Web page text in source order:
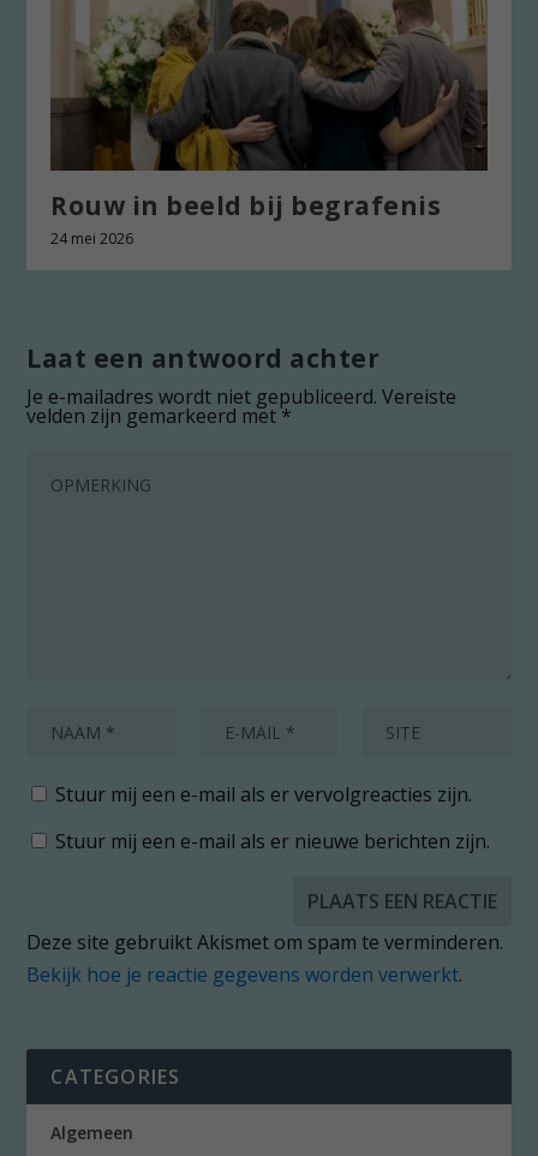
Rouw in beeld bij begrafenis
24 mei 2026
Laat een antwoord achter
Je e-mailadres wordt niet gepubliceerd. Vereiste
velden zijn gemarkeerd met*
Stuur mij een e-mail als er vervolgreacties zijn.
Stuur mij een e-mail als er nieuwe berichten zijn.
Deze site gebruikt Akismet om spam te verminderen.
Bekijk hoe je reactie gegevens worden verwerkt.
CATEGORIES
Algemeen